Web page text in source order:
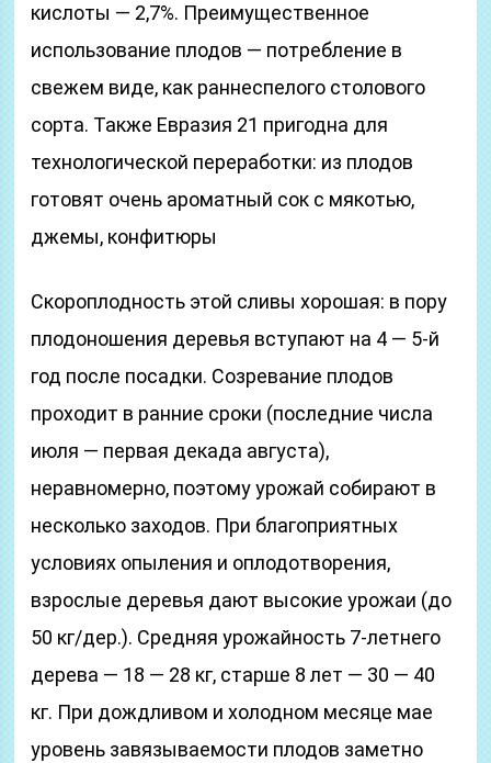
кислоты — 2,7%. Преимущественное
использование плодов — потребление в
свежем виде, как раннеспелого столового
сорта. Также Евразия 21 пригодна для
технологической переработки: из плодов
готовят очень ароматный сок с мякотью,
джемы, конфитюры
Скороплодность этой сливы хорошая: в пору
плодоношения деревья вступают на 4 — 5-й
год после посадки. Созревание плодов
проходит в ранние сроки (последние числа
июля — первая декада августа),
неравномерно, поэтому урожай собирают в
несколько заходов. При благоприятных
условиях опыления и оплодотворения,
взрослые деревья дают высокие урожаи (до
50 кг/дер.). Средняя урожайность 7-летнего
дерева — 18 — 28 кг, старше 8 лет — 30 — 40
кг. При дождливом и холодном месяце мае
уровень завязываемости плодов заметно